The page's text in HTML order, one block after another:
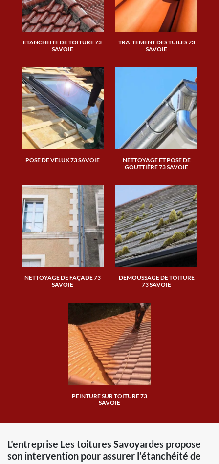
ETANCHEITE DE TOITURE 73
SAVOIE
TRAITEMENT DES TUILES 73
SAVOIE
POSE DE VELUX 73 SAVOIE
NETTOYAGE ET POSE DE
GOUTTIÈRE 73 SAVOIE
NETTOYAGE DE FAÇADE 73
SAVOIE
DEMOUSSAGE DE TOITURE
73 SAVOIE
PEINTURE SUR TOITURE 73
SAVOIE
L’entreprise Les toitures Savoyardes propose
son intervention pour assurer l’étanchéité de